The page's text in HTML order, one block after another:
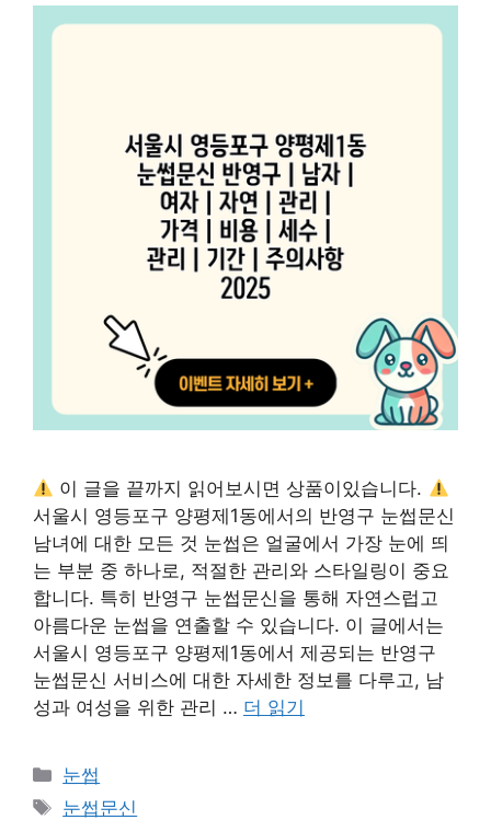
이 글을 끝까지 읽어보시면 상품이있습니다.
서울시 영등포구 양평제1동에서의 반영구 눈썹문신
남녀에 대한 모든 것 눈썹은 얼굴에서 가장 눈에 띄
는 부분 중 하나로, 적절한 관리와 스타일링이 중요
합니다. 특히 반영구 눈썹문신을 통해 자연스럽고
아름다운 눈썹을 연출할 수 있습니다. 이 글에서는
서울시 영등포구 양평제1동에서 제공되는 반영구
눈썹문신 서비스에 대한 자세한 정보를 다루고, 남
성과 여성을 위한 관리 … 더 읽기
카
테
눈썹
태
눈썹문신